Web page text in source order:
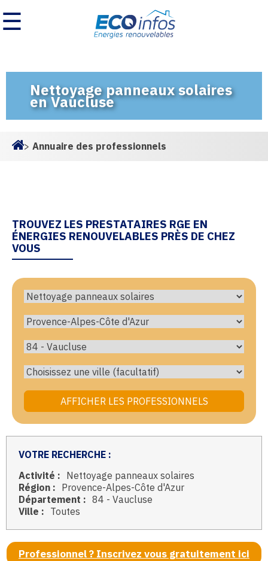
☰
Nettoyage panneaux solaires
en Vaucluse
> Annuaire des professionnels
TROUVEZ LES PRESTATAIRES RGE EN
ÉNERGIES RENOUVELABLES PRÈS DE CHEZ
VOUS
VOTRE RECHERCHE :
Activité : Nettoyage panneaux solaires
Région : Provence-Alpes-Côte d'Azur
Département : 84 - Vaucluse
Ville : Toutes
Professionnel ? Inscrivez vous gratuitement ici